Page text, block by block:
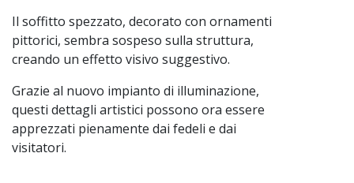
Il soffitto spezzato, decorato con ornamenti
pittorici, sembra sospeso sulla struttura,
creando un effetto visivo suggestivo.
Grazie al nuovo impianto di illuminazione,
questi dettagli artistici possono ora essere
apprezzati pienamente dai fedeli e dai
visitatori.